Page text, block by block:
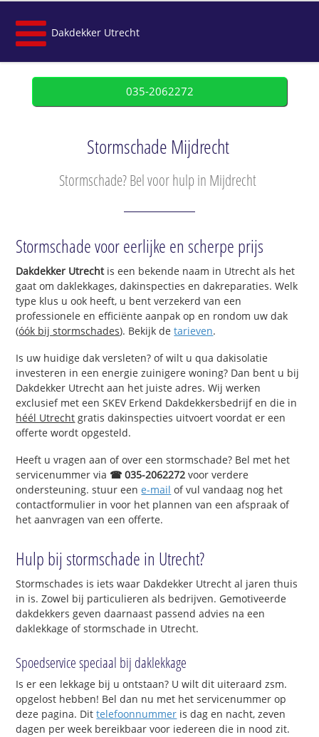
Dakdekker Utrecht
035-2062272
Stormschade Mijdrecht
Stormschade? Bel voor hulp in Mijdrecht
Stormschade voor eerlijke en scherpe prijs
Dakdekker Utrechtis een bekende naam in Utrecht als het
gaat om daklekkages, dakinspecties en dakreparaties. Welk
type klus u ook heeft, u bent verzekerd van een
professionele en efficiënte aanpak op en rondom uw dak
(óók bij stormschades). Bekijk detarieven.
Is uw huidige dak versleten? of wilt u qua dakisolatie
investeren in een energie zuinigere woning? Dan bent u bij
Dakdekker Utrecht aan het juiste adres. Wij werken
exclusief met een SKEV Erkend Dakdekkersbedrijf en die in
héél Utrecht gratis dakinspecties uitvoert voordat er een
offerte wordt opgesteld.
Heeft u vragen aan of over een stormschade? Bel met het
servicenummer via ☎ 035-2062272 voor verdere
ondersteuning. stuur eene-mail of vul vandaag nog het
contactformulier in voor het plannen van een afspraak of
het aanvragen van een offerte.
Hulp bij stormschade in Utrecht?
Stormschades is iets waar Dakdekker Utrecht al jaren thuis
in is. Zowel bij particulieren als bedrijven. Gemotiveerde
dakdekkers geven daarnaast passend advies na een
daklekkage of stormschade in Utrecht.
Spoedservice speciaal bij daklekkage
Is er een lekkage bij u ontstaan? U wilt dit uiteraard zsm.
opgelost hebben! Bel dan nu met het servicenummer op
deze pagina. Dittelefoonnummer is dag en nacht, zeven
dagen per week bereikbaar voor iedereen die in nood zit.